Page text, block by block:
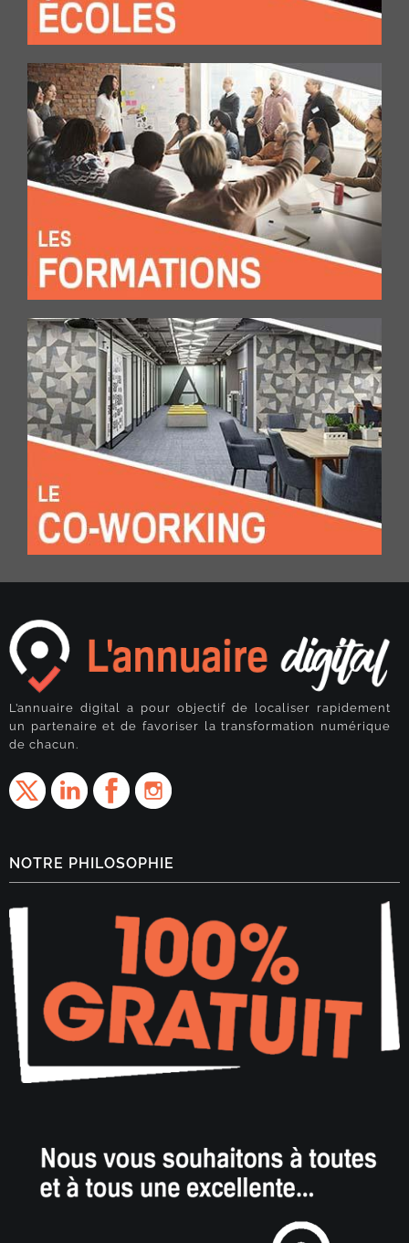
L’annuaire digital a pour objectif de localiser rapidement
un partenaire et de favoriser la transformation numérique
de chacun.
NOTRE PHILOSOPHIE